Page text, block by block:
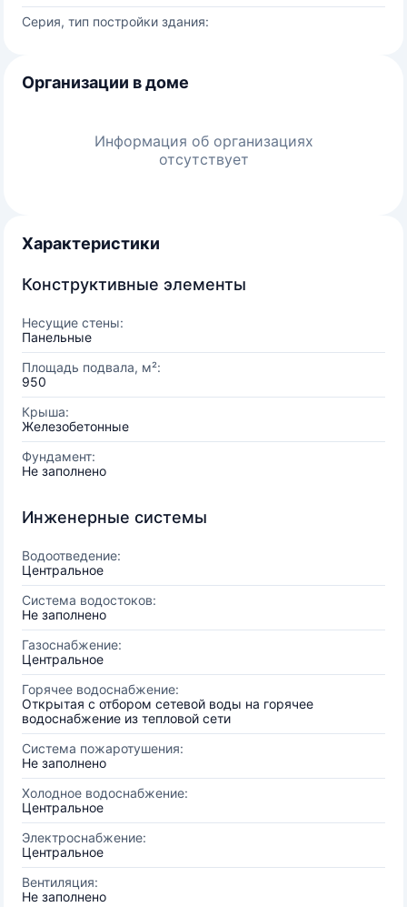
Серия, тип постройки здания:
Организации в доме
Информация об организациях
отсутствует
Характеристики
Конструктивные элементы
Несущие стены:
Панельные
Площадь подвала, м²:
950
Крыша:
Железобетонные
Фундамент:
Не заполнено
Инженерные системы
Водоотведение:
Центральное
Система водостоков:
Не заполнено
Газоснабжение:
Центральное
Горячее водоснабжение:
Открытая с отбором сетевой воды на горячее
водоснабжение из тепловой сети
Система пожаротушения:
Не заполнено
Холодное водоснабжение:
Центральное
Электроснабжение:
Центральное
Вентиляция:
Не заполнено